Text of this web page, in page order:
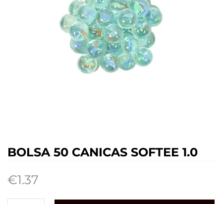
BOLSA 50 CANICAS SOFTEE 1.0
€1.37